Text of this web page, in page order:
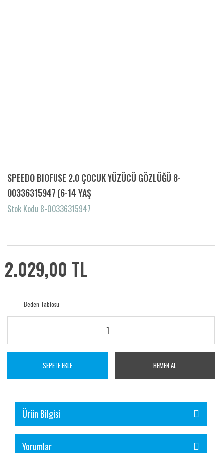
SPEEDO BIOFUSE 2.0 ÇOCUK YÜZÜCÜ GÖZLÜĞÜ 8-
00336315947 (6-14 YAŞ
Stok Kodu 8-00336315947
2.029,00 TL
Beden Tablosu
SEPETE EKLE HEMEN AL
Ürün Bilgisi
Yorumlar